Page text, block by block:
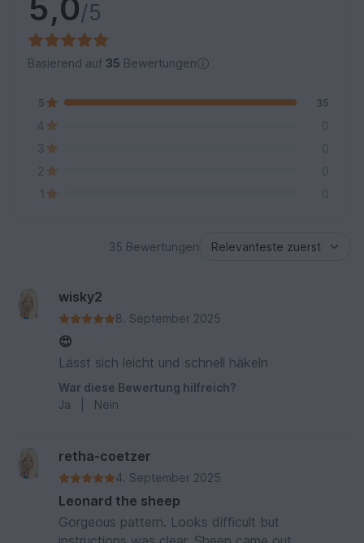
5,0/5
Basierend auf 35 Bewertungen
5 35
4
0
3
0
2
0
1
0
35 Bewertungen
wisky2
8. September 2025
😍
Lässt sich leicht und schnell häkeln
War diese Bewertung hilfreich?
Ja
Nein
retha-coetzer
4. September 2025
Leonard the sheep
Gorgeous pattern. Looks difficult but